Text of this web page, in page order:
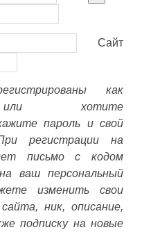
Сайт
как
или хотите
пароль и свой
регистрации на
письмо с кодом
ваш персональный
изменить свои
ник, описание,
подписку на новые